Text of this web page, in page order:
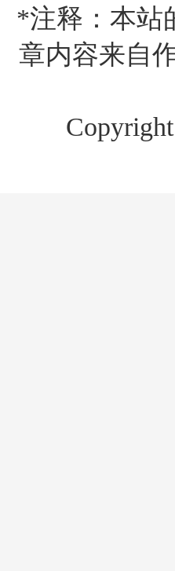
*注释：本站
章内容来自